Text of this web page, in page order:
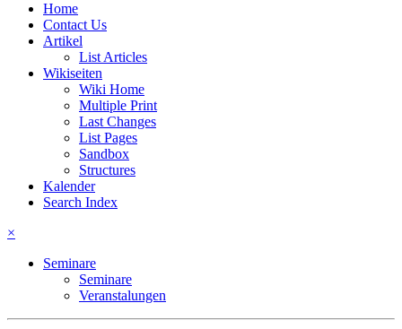
Home
Contact Us
Artikel
List Articles
Wikiseiten
Wiki Home
Multiple Print
Last Changes
List Pages
Sandbox
Structures
Kalender
Search Index
×
Seminare
Seminare
Veranstalungen